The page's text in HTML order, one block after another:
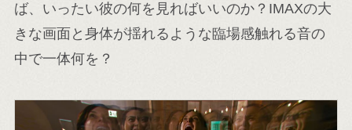
ば、いったい彼の何を見ればいいのか？IMAXの大
きな画面と身体が揺れるような臨場感触れる音の
中で一体何を？